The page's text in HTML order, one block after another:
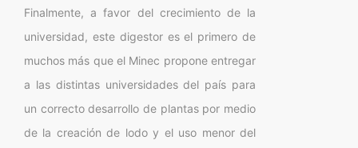
Finalmente, a favor del crecimiento de la
universidad, este digestor es el primero de
muchos más que el Minec propone entregar
a las distintas universidades del país para
un correcto desarrollo de plantas por medio
de la creación de lodo y el uso menor del